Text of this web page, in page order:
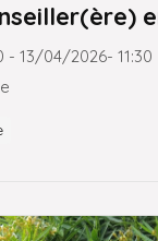
13/04/2026- 11:30